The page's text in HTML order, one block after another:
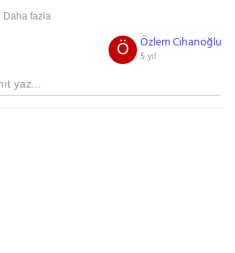
Daha fazla
Özlem Cihanoğlu
5 yıl
Ö